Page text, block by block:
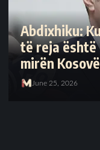
Abdixhiku:
të reja është
mirën
June 25, 2026